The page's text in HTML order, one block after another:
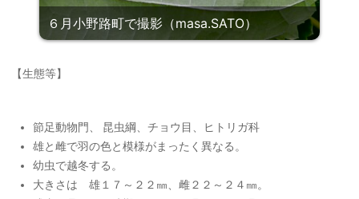
６月小野路町で撮影（masa.SATO）
【生態等】
節足動物門、 昆虫綱、チョウ目、ヒトリガ科
雄と雌で羽の色と模様がまったく異なる。
幼虫で越冬する。
大きさは 雄１７～２２㎜、雌２２～２４㎜。